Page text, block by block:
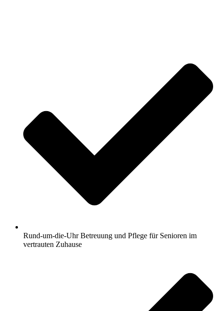
Rund-um-die-Uhr Betreuung und Pflege für Senioren im
vertrauten Zuhause